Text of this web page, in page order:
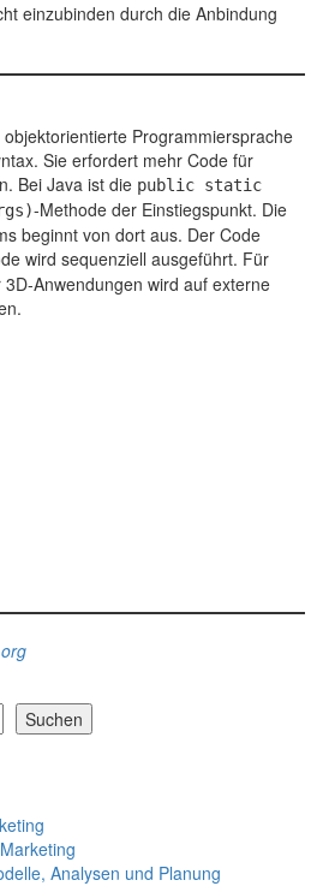
einzubinden durch die Anbindung
Programmiersprache
Sie erfordert mehr Code für
Bei Java ist die public static
-Methode der Einstiegspunkt. Die
beginnt von dort aus. Der Code
wird sequenziell ausgeführt. Für
Anwendungen wird auf externe
Suchen
Analysen und Planung